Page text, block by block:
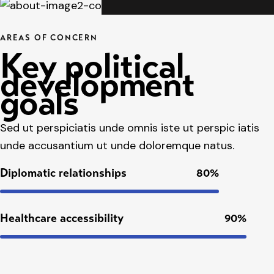
AREAS OF CONCERN
Key political
development
goals
Sed ut perspiciatis unde omnis iste ut perspic iatis
unde accusantium ut unde doloremque natus.
Diplomatic relationships 80%
Healthcare accessibility 90%